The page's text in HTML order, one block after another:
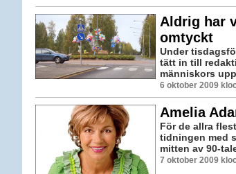
Aldrig har
omtyckt
Under
tätt in till
människors
6 oktober 2009
Amelia
För de allra
tidningen med
mitten av 90-
7 oktober 2009